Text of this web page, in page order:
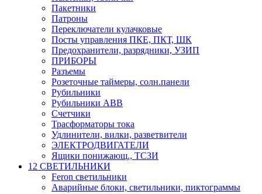
Пакетники
Патроны
Переключатели кулачковые
Посты управления ПКЕ, ПКТ, ШК
Предохранители, разрядники, УЗИП
ПРИБОРЫ
Разъемы
Розеточные таймеры, солн.панели
Рубильники
Рубильники ABB
Счетчики
Трасформаторы тока
Удлинители, вилки, разветвители
ЭЛЕКТРОДВИГАТЕЛИ
Ящики понижающ., ТСЗИ
12 СВЕТИЛЬНИКИ
Feron светильники
Аварийные блоки, светильники, пиктограммы